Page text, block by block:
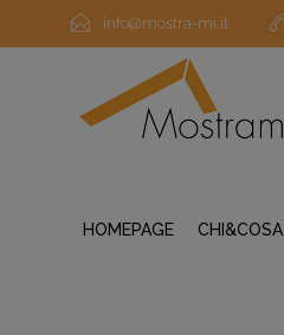
info@mostra-mi.it
HOMEPAGE CHI&COSA